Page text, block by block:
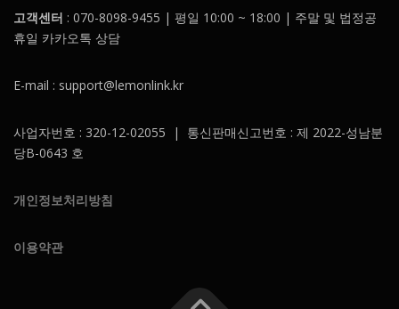
고객센터 : 070-8098-9455 | 평일 10:00 ~ 18:00 | 주말 및 법정공
휴일 카카오톡 상담
E-mail : support@lemonlink.kr
사업자번호 : 320-12-02055 | 통신판매신고번호 : 제 2022-성남분
당B-0643 호
개인정보처리방침
이용약관